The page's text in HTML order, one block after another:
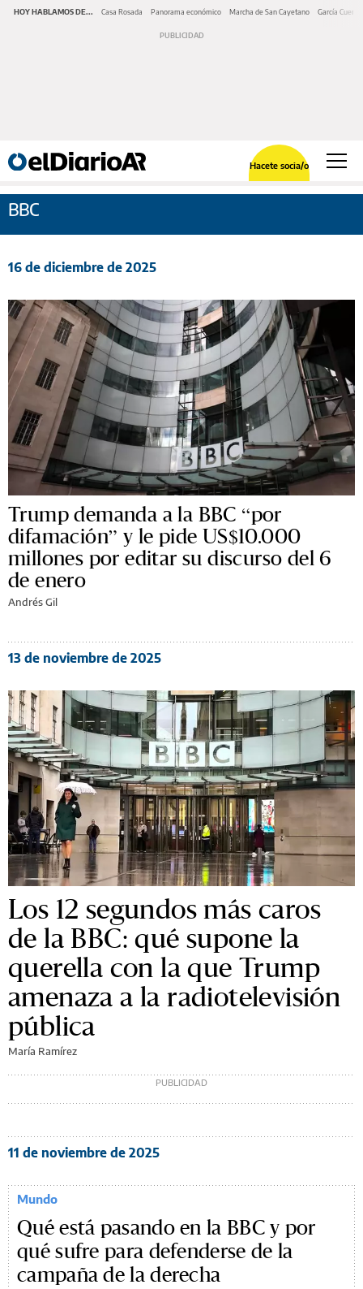
HOY HABLAMOS DE... Casa Rosada Panorama económico Marcha de San Cayetano García Cuerva
Hacete socia/o
BBC
16 de diciembre de 2025
Trump demanda a la BBC “por
difamación” y le pide US$10.000
millones por editar su discurso del 6
de enero
Andrés Gil
13 de noviembre de 2025
Los 12 segundos más caros
de la BBC: qué supone la
querella con la que Trump
amenaza a la radiotelevisión
pública
María Ramírez
11 de noviembre de 2025
Mundo
Qué está pasando en la BBC y por
qué sufre para defenderse de la
campaña de la derecha